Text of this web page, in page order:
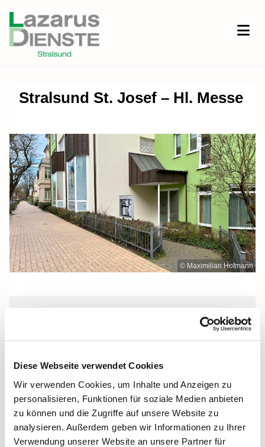
Diese Webseite verwendet Cookies
Wir verwenden Cookies, um Inhalte und Anzeigen zu
personalisieren, Funktionen für soziale Medien anbieten
zu können und die Zugriffe auf unsere Website zu
analysieren. Außerdem geben wir Informationen zu Ihrer
Verwendung unserer Website an unsere Partner für
Stralsund St. Josef – Hl. Messe
© Maximilian Hofmann
Mittwoch, 25. August 2027, 17:00 Uhr
St. Josef, Stralsund, Jungfernstieg 3A,
18437 Stralsund